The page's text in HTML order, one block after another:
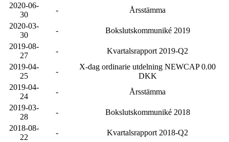
2020-06-
30
-
Årsstämma
2020-03-
30
-
Bokslutskommuniké 2019
2019-08-
27
-
Kvartalsrapport 2019-Q2
2019-04-
25
-
X-dag ordinarie utdelning NEWCAP 0.00
DKK
2019-04-
24
-
Årsstämma
2019-03-
28
-
Bokslutskommuniké 2018
2018-08-
22
-
Kvartalsrapport 2018-Q2